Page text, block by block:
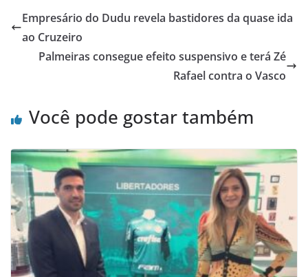
Empresário do Dudu revela bastidores da quase ida
ao Cruzeiro
Palmeiras consegue efeito suspensivo e terá Zé
Rafael contra o Vasco
Você pode gostar também